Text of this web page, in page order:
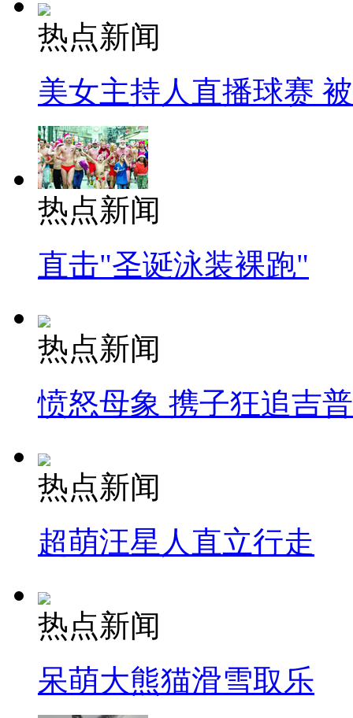
热点新闻
美女主持人直播球赛
热点新闻
直击"圣诞泳装裸跑"
热点新闻
愤怒母象 携子狂追吉
热点新闻
超萌汪星人直立行走
热点新闻
呆萌大熊猫滑雪取乐